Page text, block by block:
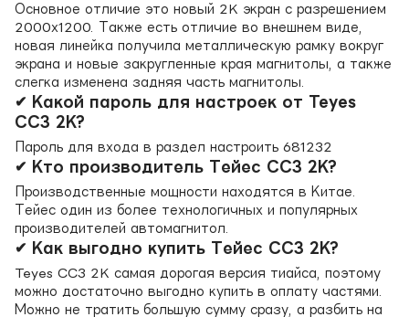
Основное отличие это новый 2K экран с разрешением
2000х1200. Также есть отличие во внешнем виде,
новая линейка получила металлическую рамку вокруг
экрана и новые закругленные края магнитолы, а также
слегка изменена задняя часть магнитолы.
✔ Какой пароль для настроек от Teyes
CC3 2K?
Пароль для входа в раздел настроить 681232
✔ Кто производитель Тейес CC3 2K?
Производственные мощности находятся в Китае.
Тейес один из более технологичных и популярных
производителей автомагнитол.
✔ Как выгодно купить Тейес CC3 2K?
Teyes CC3 2K самая дорогая версия тиайса, поэтому
можно достаточно выгодно купить в оплату частями.
Можно не тратить большую сумму сразу, а разбить на